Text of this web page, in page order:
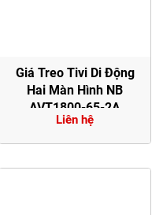
Giá Treo Tivi Di Động
Hai Màn Hình NB
AVT1800-65-2A
Liên hệ